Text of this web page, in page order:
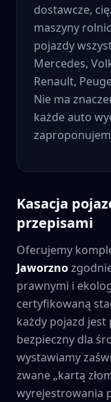
dostawcze,
maszyny
pojazdy
Mercedes,
Renault,
Nie ma
każde auto
Kasacja
przepisami
Oferujemy
Jaworzno
prawnymi i
certyfikowaną
każdy pojazd
bezpieczny dla
wystawiamy
zwane „kartą
wyrejestrowania